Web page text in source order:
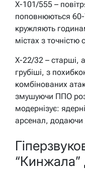
Х-101/555 –
поповнюються 60-
кружляють
містах з точністю
Х-22/32 – старші,
грубіші, з
комбінованих
змушуючи ППО
модернізує:
арсенал, додаючи
“Кинжала”